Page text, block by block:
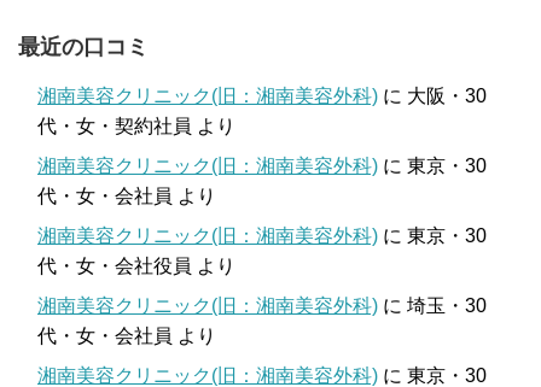
最近の口コミ
湘南美容クリニック(旧：湘南美容外科) に 大阪・30
代・女・契約社員 より
湘南美容クリニック(旧：湘南美容外科) に 東京・30
代・女・会社員 より
湘南美容クリニック(旧：湘南美容外科) に 東京・30
代・女・会社役員 より
湘南美容クリニック(旧：湘南美容外科) に 埼玉・30
代・女・会社員 より
湘南美容クリニック(旧：湘南美容外科) に 東京・30